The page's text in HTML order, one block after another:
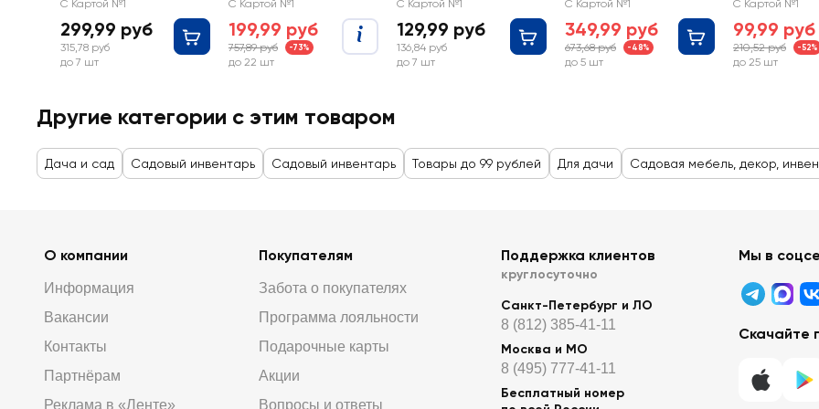
С Картой №1
299,99 руб
315,78 руб
до 7 шт
С Картой №1
199,99 руб
757,89 руб -73%
до 22 шт
С Картой №1
129,99 руб
136,84 руб
до 7 шт
С Картой №1
349,99 руб
673,68 руб -48%
до 5 шт
С Картой №1
99,99 руб
210,52 руб -52%
до 25 шт
Другие категории с этим товаром
Дача и сад Садовый инвентарь Садовый инвентарь Товары до 99 рублей Для дачи Садовая мебель, декор,
О компании
Информация
Вакансии
Контакты
Партнёрам
Реклама в «Ленте»
Покупателям
Забота о покупателях
Программа лояльности
Подарочные карты
Акции
Вопросы и ответы
Поддержка клиентов
круглосуточно
Санкт-Петербург и ЛО
8 (812) 385-41-11
Москва и МО
8 (495) 777-41-11
Бесплатный номер
Мы в
Скачайте